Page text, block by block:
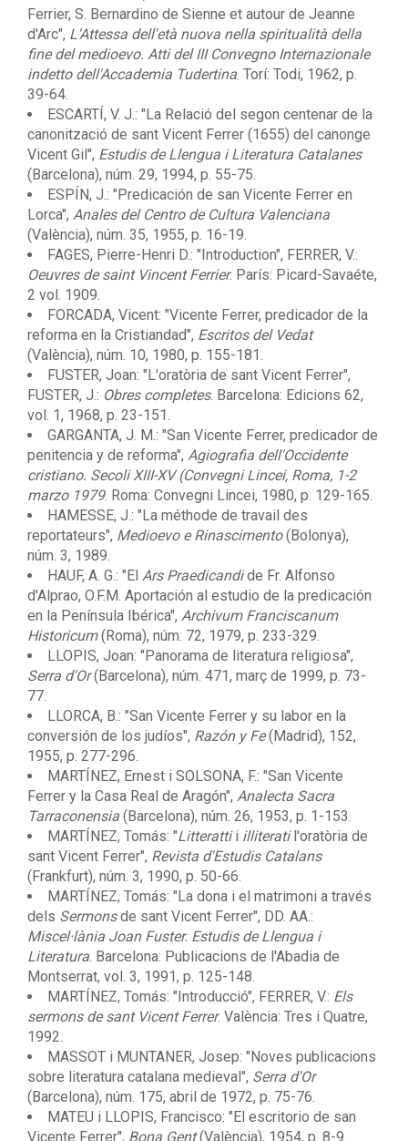
Ferrier, S. Bernardino de Sienne et autour de Jeanne
d'Arc", L'Attessa dell'età nuova nella spiritualità della
fine del medioevo. Atti del III Convegno Internazionale
indetto dell'Accademia Tudertina . Torí: Todi, 1962, p.
39-64.
ESCARTÍ, V. J.: "La Relació del segon centenar de la
canonització de sant Vicent Ferrer (1655) del canonge
Vicent Gil", Estudis de Llengua i Literatura Catalanes
(Barcelona), núm. 29, 1994, p. 55-75.
ESPÍN, J.: "Predicación de san Vicente Ferrer en
Lorca", Anales del Centro de Cultura Valenciana
(València), núm. 35, 1955, p. 16-19.
FAGES, Pierre-Henri D.: "Introduction", FERRER, V.:
Oeuvres de saint Vincent Ferrier. París: Picard-Savaéte,
2 vol. 1909.
FORCADA, Vicent: "Vicente Ferrer, predicador de la
reforma en la Cristiandad", Escritos del Vedat
(València), núm. 10, 1980, p. 155-181.
FUSTER, Joan: "L'oratòria de sant Vicent Ferrer",
FUSTER, J.: Obres completes. Barcelona: Edicions 62,
vol. 1, 1968, p. 23-151.
GARGANTA, J. M.: "San Vicente Ferrer, predicador de
penitencia y de reforma", Agiografia dell'Occidente
cristiano. Secoli XIII-XV (Convegni Lincei, Roma, 1-2
marzo 1979. Roma: Convegni Lincei, 1980, p. 129-165.
HAMESSE, J.: "La méthode de travail des
reportateurs", Medioevo e Rinascimento(Bolonya),
núm. 3, 1989.
HAUF, A. G.: "El Ars Praedicandide Fr. Alfonso
d'Alprao, O.F.M. Aportación al estudio de la predicación
en la Península Ibérica", Archivum Franciscanum
Historicum(Roma), núm. 72, 1979, p. 233-329.
LLOPIS, Joan: "Panorama de literatura religiosa",
Serra d'Or(Barcelona), núm. 471, març de 1999, p. 73-
77.
LLORCA, B.: "San Vicente Ferrer y su labor en la
conversión de los judíos", Razón y Fe(Madrid), 152,
1955, p. 277-296.
MARTÍNEZ, Ernest i SOLSONA, F.: "San Vicente
Ferrer y la Casa Real de Aragón", Analecta Sacra
Tarraconensia (Barcelona), núm. 26, 1953, p. 1-153.
MARTÍNEZ, Tomás: "Litterattii illiteratil'oratòria de
sant Vicent Ferrer", Revista d'Estudis Catalans
(Frankfurt), núm. 3, 1990, p. 50-66.
MARTÍNEZ, Tomás: "La dona i el matrimoni a través
dels Sermonsde sant Vicent Ferrer", DD. AA.:
Miscel·lània Joan Fuster. Estudis de Llengua i
Literatura . Barcelona: Publicacions de l'Abadia de
Montserrat, vol. 3, 1991, p. 125-148.
MARTÍNEZ, Tomás: "Introducció", FERRER, V.: Els
sermons de sant Vicent Ferrer. València: Tres i Quatre,
1992.
MASSOT i MUNTANER, Josep: "Noves publicacions
sobre literatura catalana medieval", Serra d'Or
(Barcelona), núm. 175, abril de 1972, p. 75-76.
MATEU i LLOPIS, Francisco: "El escritorio de san
Vicente Ferrer", Bona Gent(València), 1954, p. 8-9.